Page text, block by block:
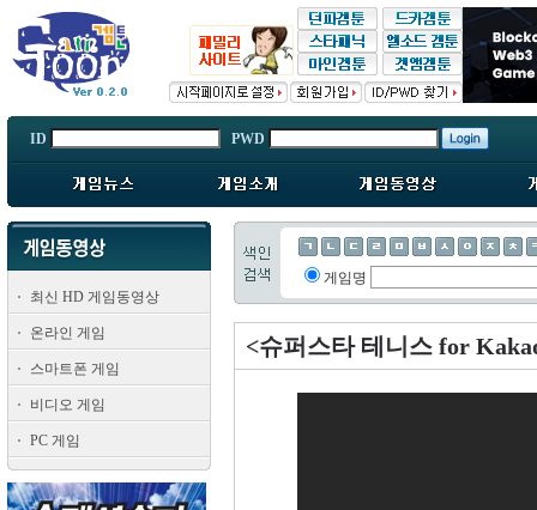
ID PWD
최신 HD 게임동영상
온라인 게임
스마트폰 게임
비디오 게임
PC 게임
게임명
<슈퍼스타 테니스 for